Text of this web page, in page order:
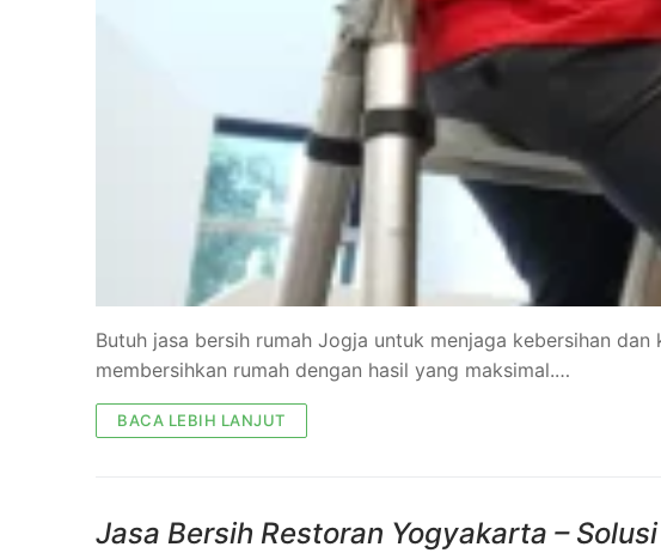
Butuh jasa bersih rumah Jogja untuk menjaga kebersihan
membersihkan rumah dengan hasil yang maksimal.…
BACA LEBIH LANJUT
Jasa Bersih Restoran Yogyakarta –